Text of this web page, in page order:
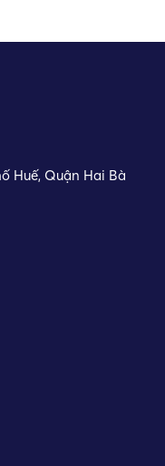
Huế, Quận Hai Bà